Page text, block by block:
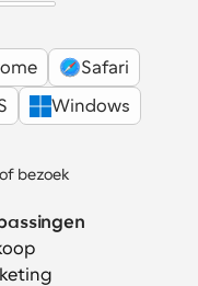
Safari
Windows